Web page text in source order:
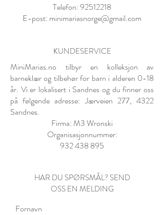
Telefon:92512218
E-post: minimariasnorge@gmail.com
KUNDESERVICE
MiniMarias.no tilbyr en kolleksjon av
barneklær og tilbehør for barn i alderen 0-18
år. Vi er lokalisert i Sandnes og du finner oss
på følgende adresse: Jærveien 277, 4322
Sandnes.
Firma: M3 Wronski
Organisasjonnummer:
932 438 895
HAR DU SPØRSMÅL? SEND
OSS EN MELDING
Fornavn